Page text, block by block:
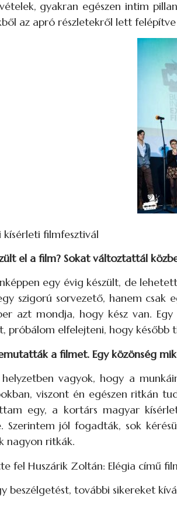
gyakran egészen intim
az apró részletekről lett
kísérleti filmfesztivál
el a film? Sokat változtattál
egy évig készült, de
szigorú sorvezető, hanem csak
azt mondja, hogy kész van.
próbálom elfelejteni, hogy később
a filmet. Egy közönség
helyzetben vagyok, hogy a
viszont én egészen ritkán
egy, a kortárs magyar
Szerintem jól fogadták, sok
nagyon ritkák.
fel Huszárik Zoltán: Elégia című
beszélgetést, további sikereket